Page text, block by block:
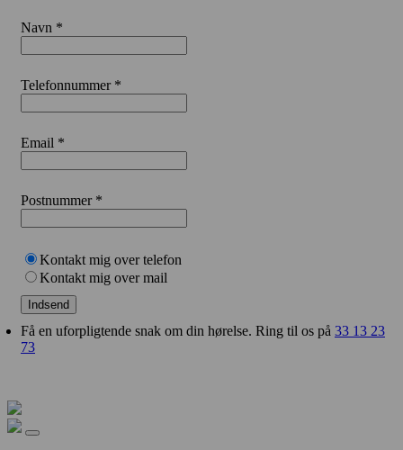
Navn *
Telefonnummer *
Email *
Postnummer *
Kontakt mig over telefon
Kontakt mig over mail
Indsend
Få en uforpligtende snak om din hørelse. Ring til os på 33 13 23
73